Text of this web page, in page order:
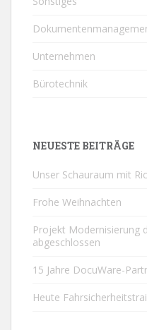
Unternehmen
Bürotechnik
NEUESTE BEITRÄGE
Unser Schauraum mit
Frohe Weihnachten
Projekt Modernisierung
abgeschlossen
15 Jahre DocuWare-
Heute